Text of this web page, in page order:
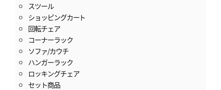
スツール
ショッピングカート
回転チェア
コーナーラック
ソファ/カウチ
ハンガーラック
ロッキングチェア
セット商品